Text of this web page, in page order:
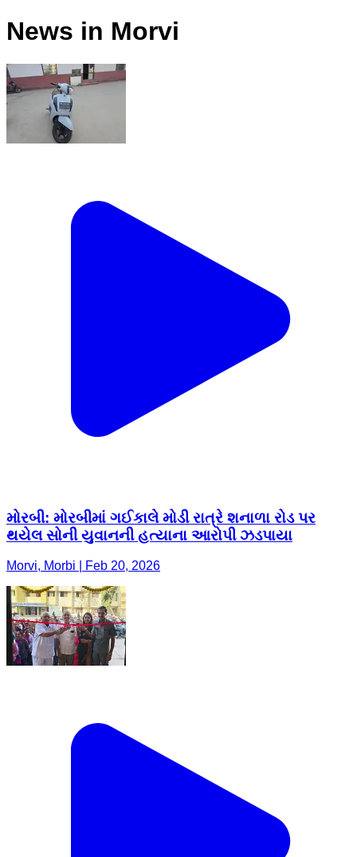
News in Morvi
મોરબી: મોરબીમાં ગઈકાલે મોડી રાત્રે શનાળા રોડ પર
થયેલ સોની યુવાનની હત્યાના આરોપી ઝડપાયા
Morvi, Morbi | Feb 20, 2026